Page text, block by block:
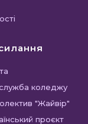
в
новій
вкладці
коледжу
в
"Жайвір"
проєкт